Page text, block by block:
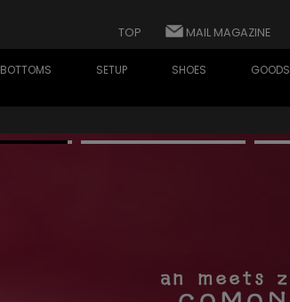
TOP MAIL MAGAZINE
BOTTOMS SETUP SHOES GOODS